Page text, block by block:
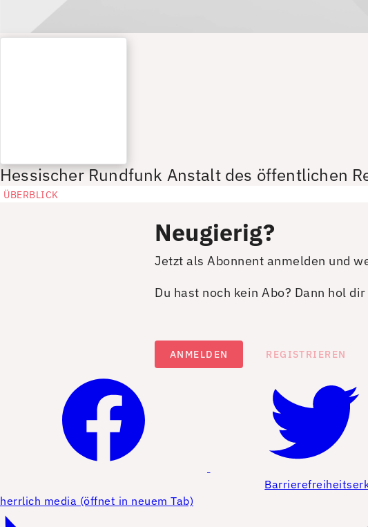
Hessischer Rundfunk Anstalt des öffentlichen
ÜBERBLICK
Neugierig?
Jetzt als Abonnent anmelden und
Du hast noch kein Abo? Dann hol
ANMELDEN REGISTRIEREN
herrlich media (öffnet in neuem Tab)